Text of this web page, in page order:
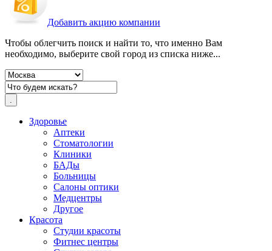
Добавить акцию компании
Чтобы облегчить поиск и найти то, что именно Вам
необходимо, выберите свой город из списка ниже...
Здоровье
Аптеки
Стоматологии
Клиники
БАДы
Больницы
Салоны оптики
Медцентры
Другое
Красота
Студии красоты
Фитнес центры